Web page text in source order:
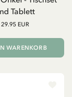
Tablett
29.95 EUR
WARENKORB